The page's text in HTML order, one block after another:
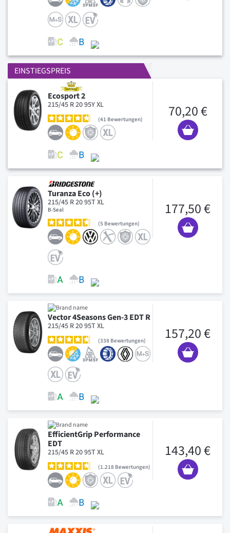
EINSTIEGSPREIS
Ecosport 2
215/45 R 20 95Y XL
41 Bewertungen 70,20 €
Turanza Eco (+)
215/45 R 20 95T XL
B-Seal
5 Bewertungen
177,50 €
Vector 4Seasons Gen-3 EDT R
215/45 R 20 95T XL
338 Bewertungen 157,20 €
EfficientGrip Performance
EDT
215/45 R 20 95T XL
1.218 Bewertungen
143,40 €